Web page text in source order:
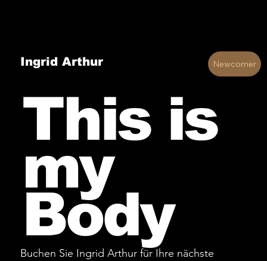
Ingrid Arthur
This is
my
Body
Newcomer
Buchen Sie Ingrid Arthur für Ihre nächste